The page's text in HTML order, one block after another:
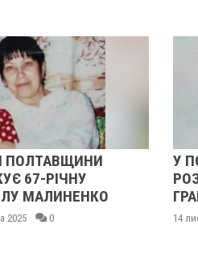
ПОЛТАВЩИНИ
67-РІЧНУ
МАЛИНЕНКО
2025 0
У
14